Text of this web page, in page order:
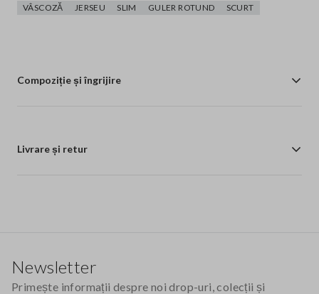
VÂSCOZĂ JERSEU SLIM GULER ROTUND SCURT
Compoziție și îngrijire
Livrare și retur
Newsletter
Primește informații despre noi drop-uri, colecții și